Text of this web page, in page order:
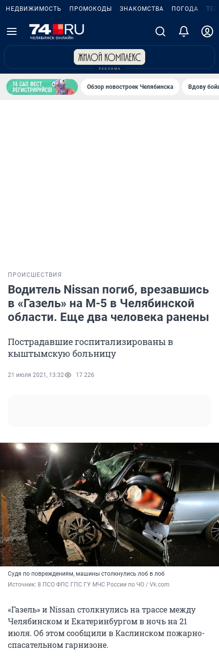
НЕДВИЖИМОСТЬ ПРОМОКОДЫ ЗНАКОМСТВА ПОГОДА
Обзор новостроек Челябинска Вдову
ПРОИСШЕСТВИЯ
Водитель Nissan погиб, врезавшись
в «Газель» на М-5 в Челябинской
области. Еще два человека ранены
Пострадавшие госпитализированы в
кыштымскую больницу
21 июля 2021, 13:32 17 226
Судя по повреждениям, машины столкнулись лоб в лоб
Источник: 8 ПСО ФПС ГПС ГУ МЧС России по ЧО / Vk.com
«Газель» и Nissan столкнулись на трассе между
Челябинском и Екатеринбургом в ночь на 21
июля. Об этом сообщили в Каслинском пожарно-
спасательном гарнизоне.